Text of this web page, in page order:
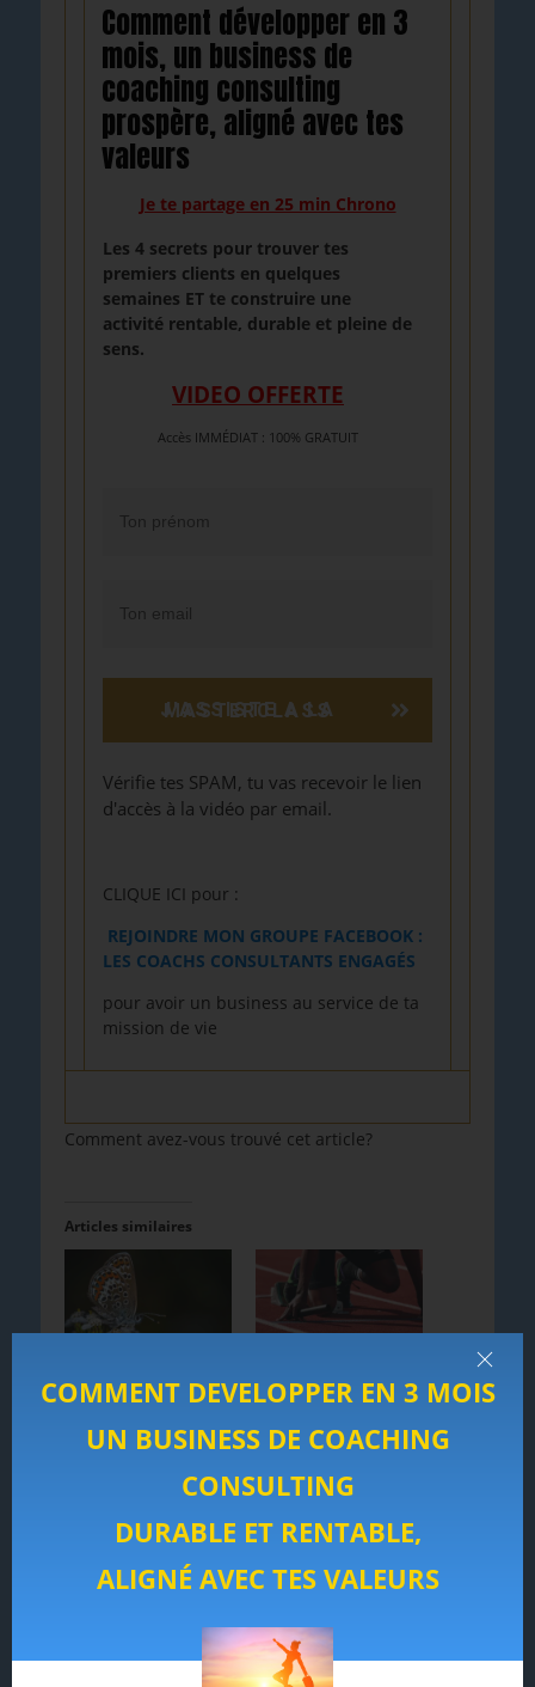
Comment développer en 3
mois, un business de
coaching consulting
prospère, aligné avec tes
valeurs
Je te partage en 25 min Chrono
Les 4 secrets pour trouver tes
premiers clients en quelques
semaines ET te construire une
activité rentable, durable et pleine de
sens.
VIDEO OFFERTE
Accès IMMÉDIAT : 100% GRATUIT
J'ASSISTE A LA MASTERCLASS
Vérifie tes SPAM, tu vas recevoir le lien
d'accès à la vidéo par email.
CLIQUE ICI pour :
REJOINDRE MON GROUPE FACEBOOK :
LES COACHS CONSULTANTS ENGAGÉS
pour avoir un business au service de ta
mission de vie
Comment avez-vous trouvé cet article?
Articles similaires
vendre sans vendre
(4/4) - Faire la
différence pour
vendre
"Développement des
affaires"
ses objectifs à
chaque fois !
Dans
"Développement des
affaires"
Valeurs humaines :
COMMENT DEVELOPPER EN 3 MOIS
UN BUSINESS DE COACHING
CONSULTING
DURABLE ET RENTABLE,
ALIGNÉ AVEC TES VALEURS